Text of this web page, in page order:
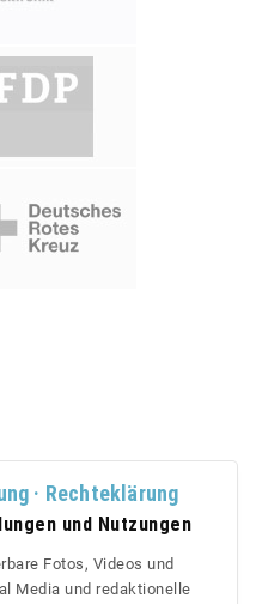
· Rechteklärung
und Nutzungen
Fotos, Videos und
Media und redaktionelle